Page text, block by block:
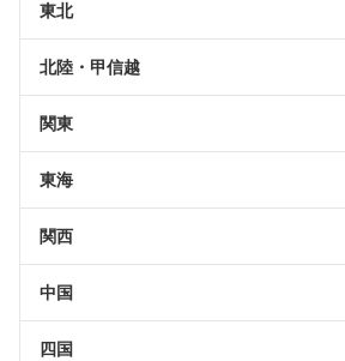
東北
北陸・甲信越
関東
東海
関西
中国
四国